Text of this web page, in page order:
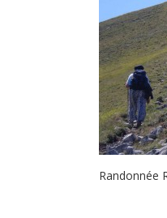
Randonnée